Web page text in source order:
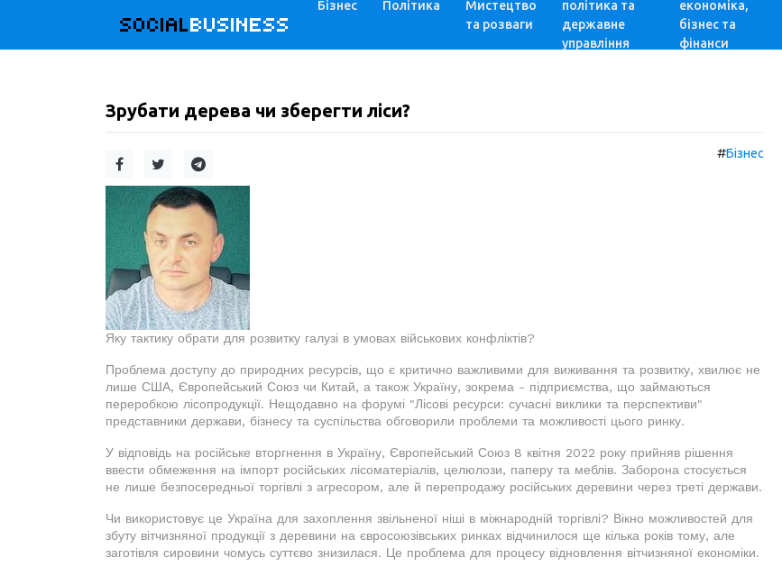
SOCIALBUSINESS
Бізнес Політика
Мистецтво
та розваги
політика та
державне
управління
економіка,
бізнес та
фінанси
Зрубати дерева чи зберегти ліси?
#Бізнес
Яку тактику обрати для розвитку галузі в умовах військових конфліктів?
Проблема доступу до природних ресурсів, що є критично важливими для виживання та розвитку, хвилює не
лише США, Європейський Союз чи Китай, а також Україну, зокрема - підприємства, що займаються
переробкою лісопродукції. Нещодавно на форумі "Лісові ресурси: сучасні виклики та перспективи"
представники держави, бізнесу та суспільства обговорили проблеми та можливості цього ринку.
У відповідь на російське вторгнення в Україну, Європейський Союз 8 квітня 2022 року прийняв рішення
ввести обмеження на імпорт російських лісоматеріалів, целюлози, паперу та меблів. Заборона стосується
не лише безпосередньої торгівлі з агресором, але й перепродажу російських деревини через треті держави.
Чи використовує це Україна для захоплення звільненої ніші в міжнародній торгівлі? Вікно можливостей для
збуту вітчизняної продукції з деревини на євросоюзівських ринках відчинилося ще кілька років тому, але
заготівля сировини чомусь суттєво знизилася. Це проблема для процесу відновлення вітчизняної економіки.